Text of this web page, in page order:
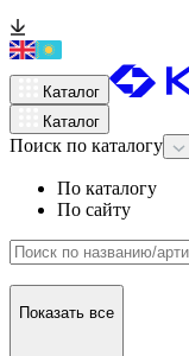
Каталог
Каталог
Поиск по каталогу
По каталогу
По сайту
Показать все